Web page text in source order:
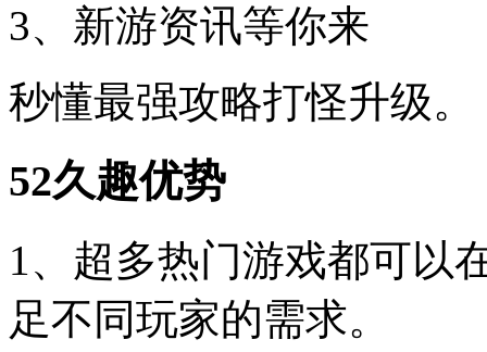
3、新游资讯等你来
秒懂最强攻略打怪升级。
52久趣优势
1、超多热门游戏都可以
足不同玩家的需求。